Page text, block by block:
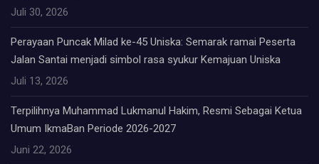
Juli 30, 2026
Perayaan Puncak Milad ke-45 Uniska: Semarak ramai Peserta
Jalan Santai menjadi simbol rasa syukur Kemajuan Uniska
Juli 13, 2026
Terpilihnya Muhammad Lukmanul Hakim, Resmi Sebagai Ketua
Umum IkmaBan Periode 2026-2027
Juni 22, 2026